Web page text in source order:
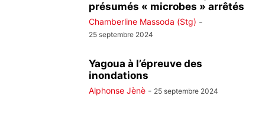
présumés « microbes » arrêtés
Chamberline Massoda (Stg) -
25 septembre 2024
Yagoua à l’épreuve des
inondations
Alphonse Jènè - 25 septembre 2024